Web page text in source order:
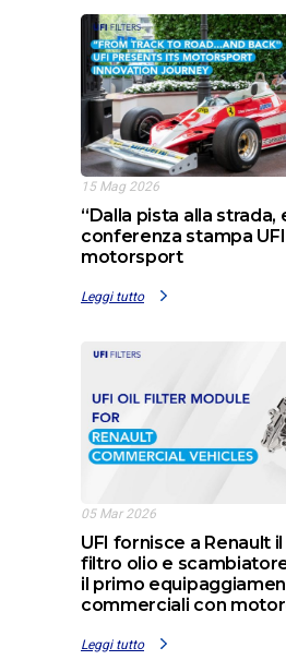
15 Mag 2026
“Dalla pista alla strada,
conferenza stampa
motorsport
Leggi tutto
05 Mar 2026
UFI fornisce a Renault
filtro olio e
il primo
commerciali con
Leggi tutto